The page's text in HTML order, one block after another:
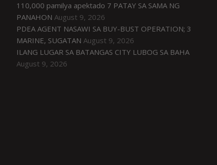
110,000 pamilya apektado 7 PATAY SA SAMA NG
PANAHON August 9, 2026
PDEA AGENT NASAWI SA BUY-BUST OPERATION; 3
MARINE, SUGATAN August 9, 2026
ILANG LUGAR SA BATANGAS CITY LUBOG SA BAHA
August 9, 2026